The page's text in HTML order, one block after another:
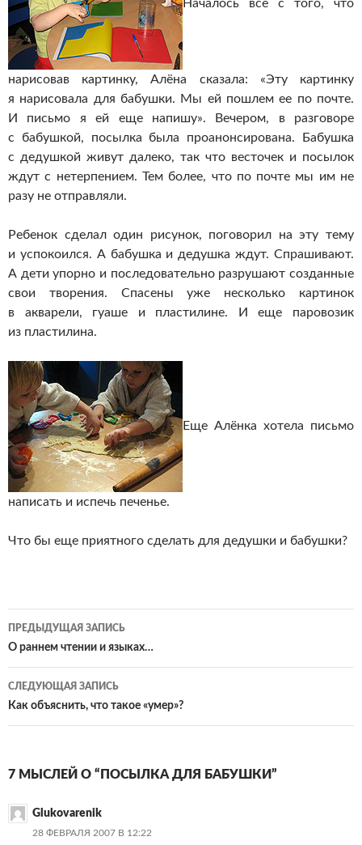
Началось все с того, что
нарисовав картинку, Алёна сказала: «Эту картинку
я нарисовала для бабушки. Мы ей пошлем ее по почте.
И письмо я ей еще напишу». Вечером, в разговоре
с бабушкой, посылка была проанонсирована. Бабушка
с дедушкой живут далеко, так что весточек и посылок
ждут с нетерпением. Тем более, что по почте мы им не
разу не отправляли.
Ребенок сделал один рисунок, поговорил на эту тему
и успокоился. А бабушка и дедушка ждут. Спрашивают.
А дети упорно и последовательно разрушают созданные
свои творения. Спасены уже несколько картинок
в акварели, гуаше и пластилине. И еще паровозик
из пластилина.
Еще Алёнка хотела письмо
написать и испечь печенье.
Что бы еще приятного сделать для дедушки и бабушки?
Навигация
по
записям
ПРЕДЫДУЩАЯ ЗАПИСЬ
О раннем чтении и языках…
СЛЕДУЮЩАЯ ЗАПИСЬ
Как объяснить, что такое «умер»?
7 МЫСЛЕЙ О “ПОСЫЛКА ДЛЯ БАБУШКИ”
Glukovarenik
28 ФЕВРАЛЯ 2007 В 12:22